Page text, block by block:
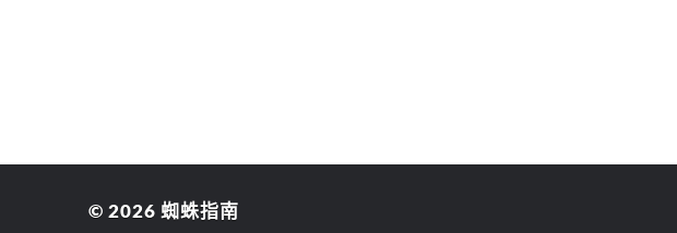
© 2026 蜘蛛指南